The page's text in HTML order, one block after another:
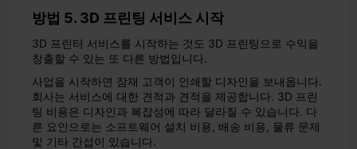
방법 5. 3D 프린팅 서비스 시작
3D 프린터 서비스를 시작하는 것도 3D 프린팅으로 수익을
창출할 수 있는 또 다른 방법입니다.
사업을 시작하면 잠재 고객이 인쇄할 디자인을 보내옵니다.
회사는 서비스에 대한 견적과 견적을 제공합니다. 3D 프린
팅 비용은 디자인과 복잡성에 따라 달라질 수 있습니다. 다
른 요인으로는 소프트웨어 설치 비용, 배송 비용, 물류 문제
및 기타 간섭이 있습니다.